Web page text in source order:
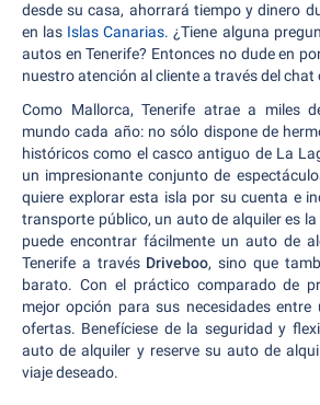
desde su casa, ahorrará tiempo y dinero
en las Islas Canarias. ¿Tiene alguna
autos en Tenerife? Entonces no dude en
nuestro atención al cliente a través del chat
Como Mallorca, Tenerife atrae a miles
mundo cada año: no sólo dispone de
históricos como el casco antiguo de La
un impresionante conjunto de
quiere explorar esta isla por su cuenta e
transporte público, un auto de alquiler es
puede encontrar fácilmente un auto de
Tenerife a través Driveboo, sino que
barato. Con el práctico comparado de
mejor opción para sus necesidades
ofertas. Benefíciese de la seguridad y
auto de alquiler y reserve su auto de
viaje deseado.